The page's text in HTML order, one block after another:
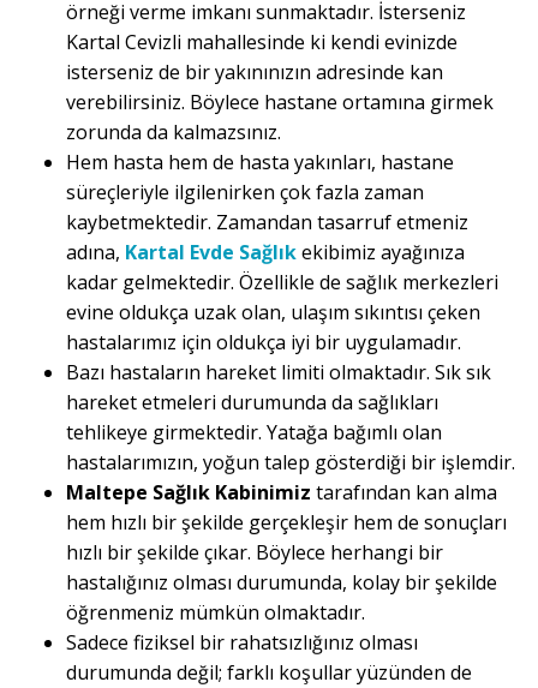
örneği verme imkanı sunmaktadır. İsterseniz
Kartal Cevizli mahallesinde ki kendi evinizde
isterseniz de bir yakınınızın adresinde kan
verebilirsiniz. Böylece hastane ortamına girmek
zorunda da kalmazsınız.
Hem hasta hem de hasta yakınları, hastane
süreçleriyle ilgilenirken çok fazla zaman
kaybetmektedir. Zamandan tasarruf etmeniz
adına, Kartal Evde Sağlıkekibimiz ayağınıza
kadar gelmektedir. Özellikle de sağlık merkezleri
evine oldukça uzak olan, ulaşım sıkıntısı çeken
hastalarımız için oldukça iyi bir uygulamadır.
Bazı hastaların hareket limiti olmaktadır. Sık sık
hareket etmeleri durumunda da sağlıkları
tehlikeye girmektedir. Yatağa bağımlı olan
hastalarımızın, yoğun talep gösterdiği bir işlemdir.
Maltepe Sağlık Kabinimiz tarafından kan alma
hem hızlı bir şekilde gerçekleşir hem de sonuçları
hızlı bir şekilde çıkar. Böylece herhangi bir
hastalığınız olması durumunda, kolay bir şekilde
öğrenmeniz mümkün olmaktadır.
Sadece fiziksel bir rahatsızlığınız olması
durumunda değil; farklı koşullar yüzünden de